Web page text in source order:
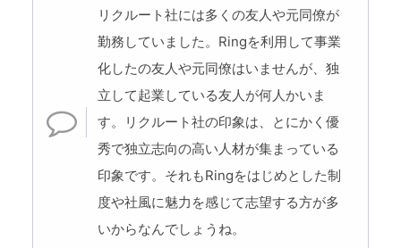
リクルート社には多くの友人や元同僚が
勤務していました。Ringを利用して事業
化したの友人や元同僚はいませんが、独
立して起業している友人が何人かいま
す。リクルート社の印象は、とにかく優
秀で独立志向の高い人材が集まっている
印象です。それもRingをはじめとした制
度や社風に魅力を感じて志望する方が多
いからなんでしょうね。